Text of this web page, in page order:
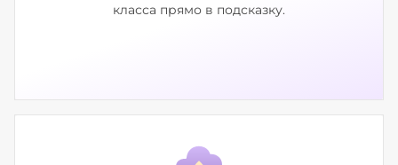
класса прямо в подсказку.